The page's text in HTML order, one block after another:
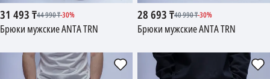
31 493₸44 990₸-30%
Брюки мужские ANTA TRN
28 693₸40 990₸-30%
Брюки мужские ANTA TRN